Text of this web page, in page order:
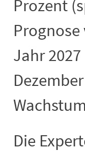
Prozent
Prognose
Jahr
Die